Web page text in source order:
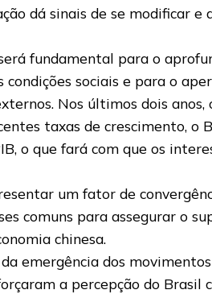
dá sinais de se modificar e
fundamental para o
sociais e para o
Nos últimos dois anos,
taxas de crescimento, o
o que fará com que os
um fator de
comuns para assegurar o
chinesa.
emergência dos
a percepção do